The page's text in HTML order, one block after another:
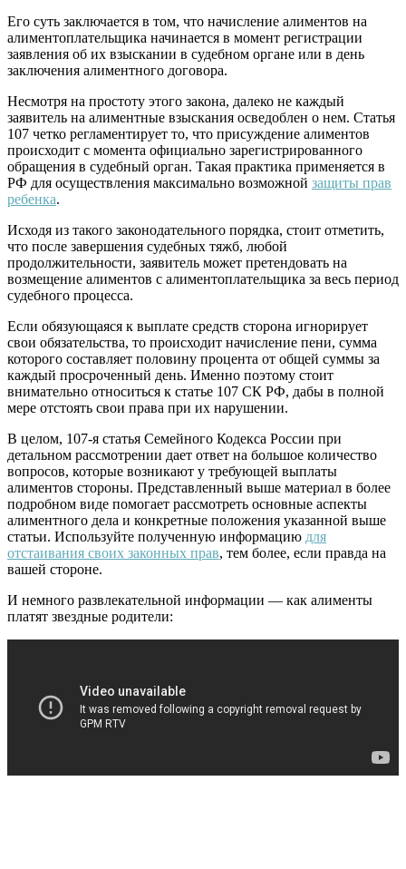
Его суть заключается в том, что начисление алиментов на
алиментоплательщика начинается в момент регистрации
заявления об их взыскании в судебном органе или в день
заключения алиментного договора.
Несмотря на простоту этого закона, далеко не каждый
заявитель на алиментные взыскания осведоблен о нем. Статья
107 четко регламентирует то, что присуждение алиментов
происходит с момента официально зарегистрированного
обращения в судебный орган. Такая практика применяется в
РФ для осуществления максимально возможной защиты прав
ребенка.
Исходя из такого законодательного порядка, стоит отметить,
что после завершения судебных тяжб, любой
продолжительности, заявитель может претендовать на
возмещение алиментов с алиментоплательщика за весь период
судебного процесса.
Если обязующаяся к выплате средств сторона игнорирует
свои обязательства, то происходит начисление пени, сумма
которого составляет половину процента от общей суммы за
каждый просроченный день. Именно поэтому стоит
внимательно относиться к статье 107 СК РФ, дабы в полной
мере отстоять свои права при их нарушении.
В целом, 107-я статья Семейного Кодекса России при
детальном рассмотрении дает ответ на большое количество
вопросов, которые возникают у требующей выплаты
алиментов стороны. Представленный выше материал в более
подробном виде помогает рассмотреть основные аспекты
алиментного дела и конкретные положения указанной выше
статьи. Используйте полученную информацию для
отстаивания своих законных прав, тем более, если правда на
вашей стороне.
И немного развлекательной информации — как алименты
платят звездные родители: